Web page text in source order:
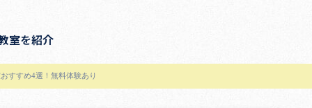
室を紹介
すすめ4選！無料体験あり